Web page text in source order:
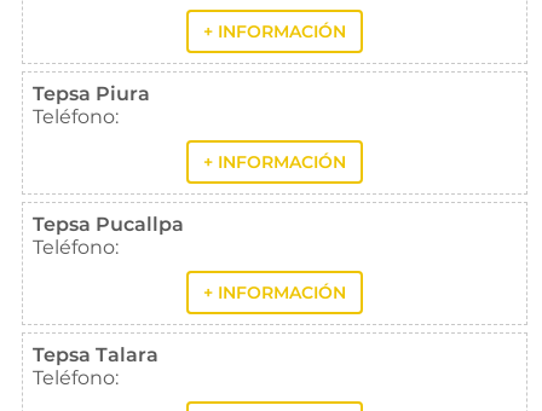
+ INFORMACIÓN
Tepsa Piura
Teléfono:
+ INFORMACIÓN
Tepsa Pucallpa
Teléfono:
+ INFORMACIÓN
Tepsa Talara
Teléfono: